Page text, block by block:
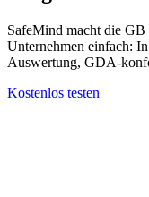
SafeMind macht die
Unternehmen einfach:
Auswertung, GDA-
Kostenlos testen